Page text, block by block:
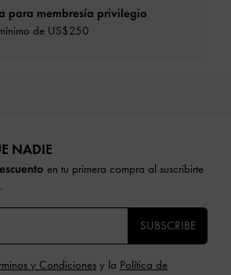
para membresía privilegio
de US$250
NADIE​​
en tu primera compra al suscribirte
SUBSCRIBE
y Condiciones y la Política de